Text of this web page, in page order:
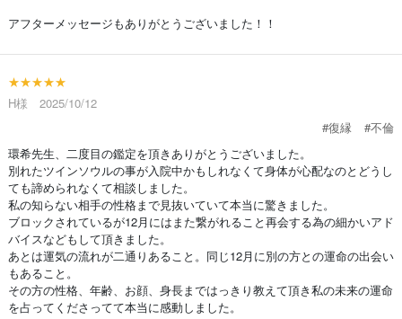
アフターメッセージもありがとうございました！！
★★★★★
H様 2025/10/12
#復縁
#不倫
環希先生、二度目の鑑定を頂きありがとうございました。
別れたツインソウルの事が入院中かもしれなくて身体が心配なのとどうし
ても諦められなくて相談しました。
私の知らない相手の性格まで見抜いていて本当に驚きました。
ブロックされているが12月にはまた繋がれること再会する為の細かいアド
バイスなどもして頂きました。
あとは運気の流れが二通りあること。同じ12月に別の方との運命の出会い
もあること。
その方の性格、年齢、お顔、身長まではっきり教えて頂き私の未来の運命
を占ってくださってて本当に感動しました。